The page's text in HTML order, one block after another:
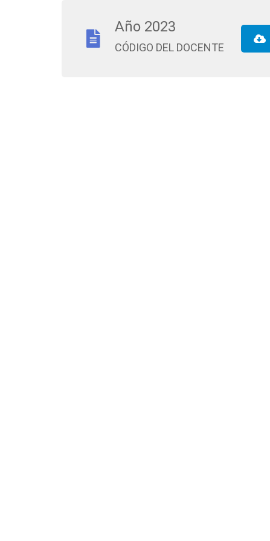
Año 2023
CÓDIGO DEL DOCENTE